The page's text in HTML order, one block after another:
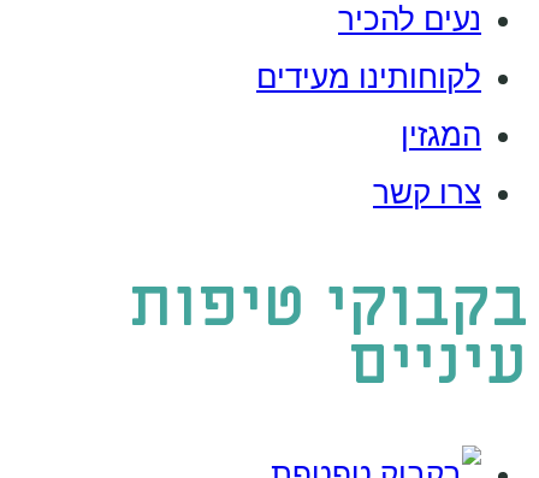
נעים להכיר
לקוחותינו מעידים
המגזין
צרו קשר
בקבוקי טיפות
עיניים